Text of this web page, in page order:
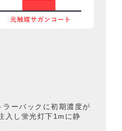
ーバックに初期濃度が
入し蛍光灯下1mに静